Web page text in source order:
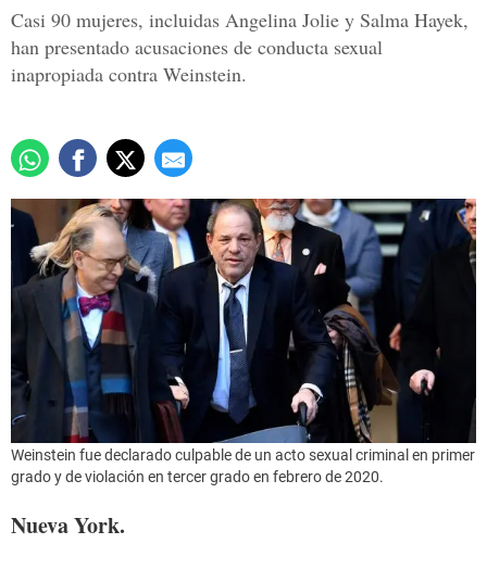
Casi 90 mujeres, incluidas Angelina Jolie y Salma Hayek,
han presentado acusaciones de conducta sexual
inapropiada contra Weinstein.
Weinstein fue declarado culpable de un acto sexual criminal en primer
grado y de violación en tercer grado en febrero de 2020.
Nueva York.